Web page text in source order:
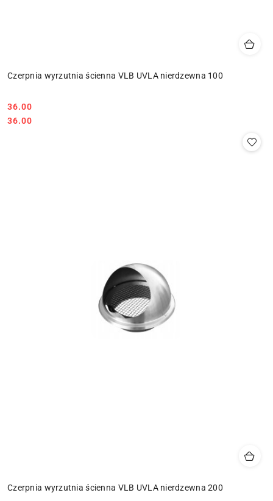
Czerpnia wyrzutnia ścienna VLB UVLA nierdzewna 100
Cena:
36.00
Cena:
36.00
Czerpnia wyrzutnia ścienna VLB UVLA nierdzewna 200